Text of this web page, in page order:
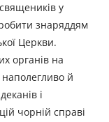
у
знаряддям
Церкви.
органів на
й
і
чорній справі